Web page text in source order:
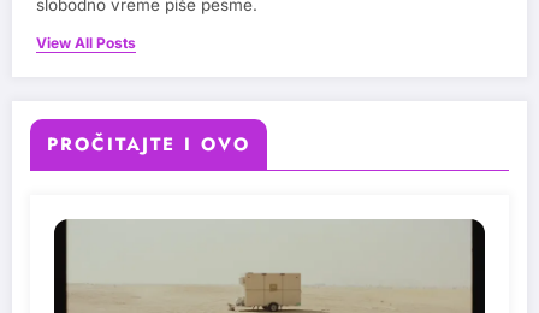
slobodno vreme piše pesme.
View All Posts
PROČITAJTE I OVO